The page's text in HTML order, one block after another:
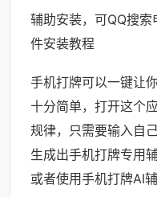
辅助安装，可QQ搜
件安装教程
手机打牌可以一键让
十分简单，打开这个
规律，只需要输入自
生成出手机打牌专用
或者使用手机打牌AI